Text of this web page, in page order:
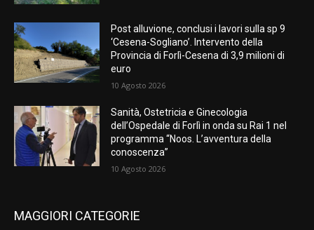
Post alluvione, conclusi i lavori sulla sp 9
‘Cesena-Sogliano’. Intervento della
Provincia di Forlì-Cesena di 3,9 milioni di
euro
10 Agosto 2026
Sanità, Ostetricia e Ginecologia
dell’Ospedale di Forlì in onda su Rai 1 nel
programma “Noos. L’avventura della
conoscenza”
10 Agosto 2026
MAGGIORI CATEGORIE